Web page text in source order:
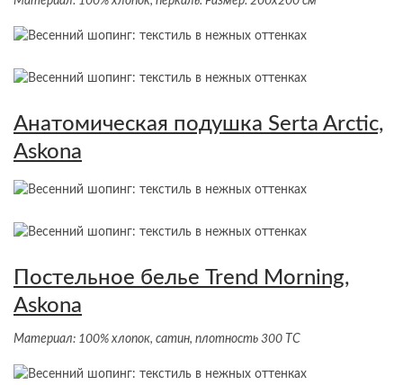
Анатомическая подушка Serta Arctic,
Askona
Постельное белье Trend Morning,
Askona
Материал: 100% хлопок, сатин, плотность 300 ТС